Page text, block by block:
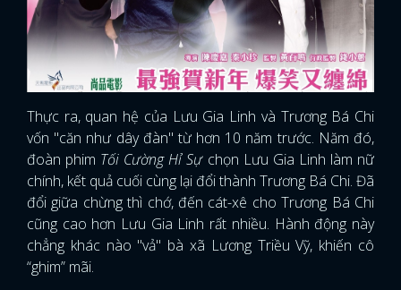
Thực ra, quan hệ của Lưu Gia Linh và Trương Bá Chi
vốn "căn như dây đàn" từ hơn 10 năm trước. Năm đó,
đoàn phim Tối Cường Hỉ Sựchọn Lưu Gia Linh làm nữ
chính, kết quả cuối cùng lại đổi thành Trương Bá Chi. Đã
đổi giữa chừng thì chớ, đến cát-xê cho Trương Bá Chi
cũng cao hơn Lưu Gia Linh rất nhiều. Hành động này
chẳng khác nào "vả" bà xã Lương Triều Vỹ, khiến cô
“ghim” mãi.